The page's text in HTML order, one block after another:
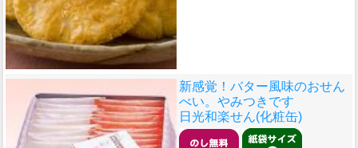
新感覚！バター風味のおせん
べい。やみつきです
日光和楽せん(化粧缶)